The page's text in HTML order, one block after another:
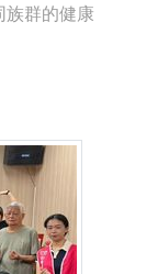
族群的健康